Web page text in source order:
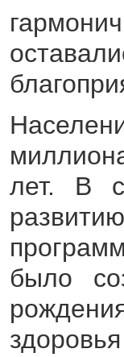
лет. В
было